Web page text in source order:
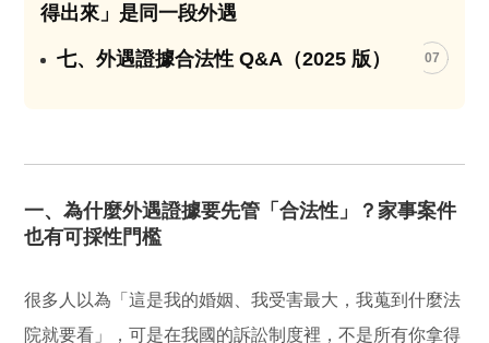
得出來」是同一段外遇
七、外遇證據合法性 Q&A（2025 版） 07
一、為什麼外遇證據要先管「合法性」？家事案件
也有可採性門檻
很多人以為「這是我的婚姻、我受害最大，我蒐到什麼法
院就要看」，可是在我國的訴訟制度裡，不是所有你拿得